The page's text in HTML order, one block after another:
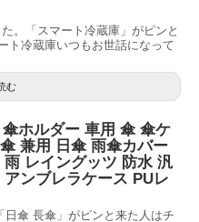
。「スマート冷蔵庫」がピンと
冷蔵庫いつもお世話になって
む
ホルダー 車用 傘 傘ケ
兼用 日傘 雨傘カバー
レイングッツ 防水 汎
ンブレラケース PUレ
日傘 長傘」がピンと来た人はチ